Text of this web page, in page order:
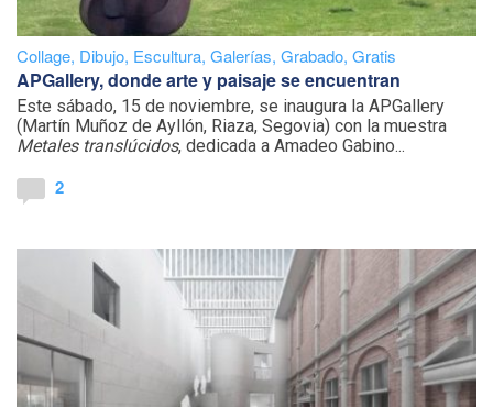
Collage, Dibujo, Escultura, Galerías, Grabado, Gratis
APGallery, donde arte y paisaje se encuentran
Este sábado, 15 de noviembre, se inaugura la APGallery
(Martín Muñoz de Ayllón, Riaza, Segovia) con la muestra
Metales translúcidos, dedicada a Amadeo Gabino...
2